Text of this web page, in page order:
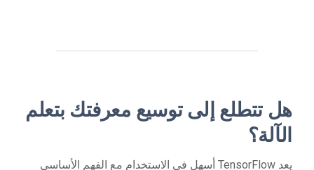
هل تتطلع إلى توسيع معرفتك بتعلم
الآلة؟
يعد TensorFlow أسهل في الاستخدام مع الفهم الأساسي